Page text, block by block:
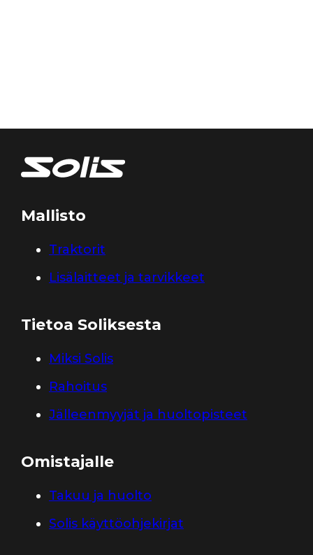
Mallisto
Traktorit
Lisälaitteet ja tarvikkeet
Tietoa Soliksesta
Miksi Solis
Rahoitus
Jälleenmyyjät ja huoltopisteet
Omistajalle
Takuu ja huolto
Solis käyttöohjekirjat